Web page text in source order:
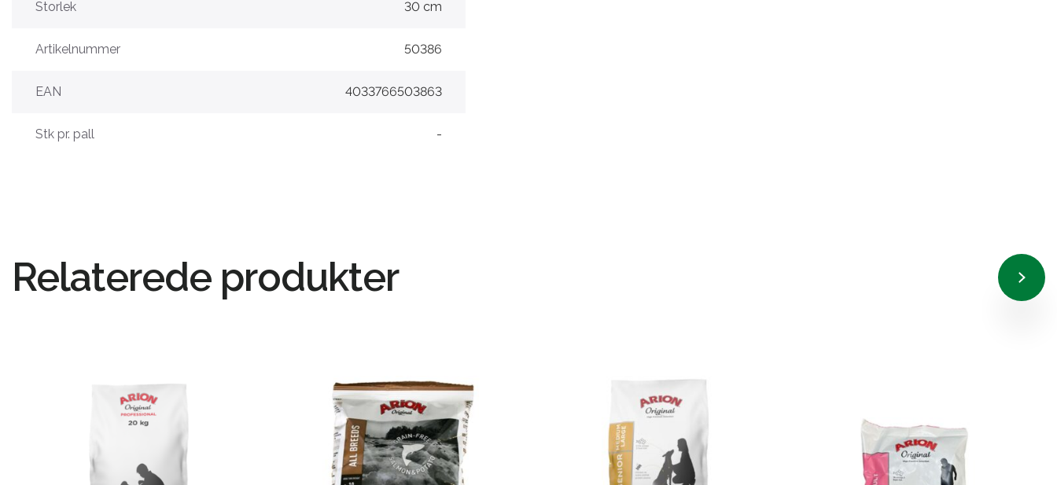
Storlek 30 cm
Artikelnummer 50386
EAN 4033766503863
Stk pr. pall -
Relaterede produkter